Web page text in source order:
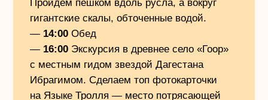
14 июня |
—8:00−9:00Завтрак
— Свободное время для фотосета
—11:00Выезд из гостиницы
—15:00Обед в ГлавРыбе (форелевое